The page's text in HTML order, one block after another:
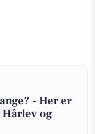
- Her er
og